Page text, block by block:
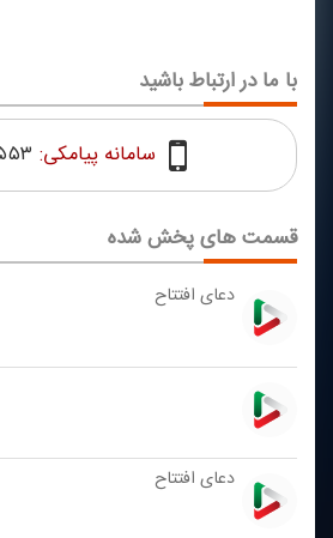
قسمت های پخش شده
دعای افتتاح
دعای افتتاح
با ما در ارتباط باشید
سامانه پیامکی: